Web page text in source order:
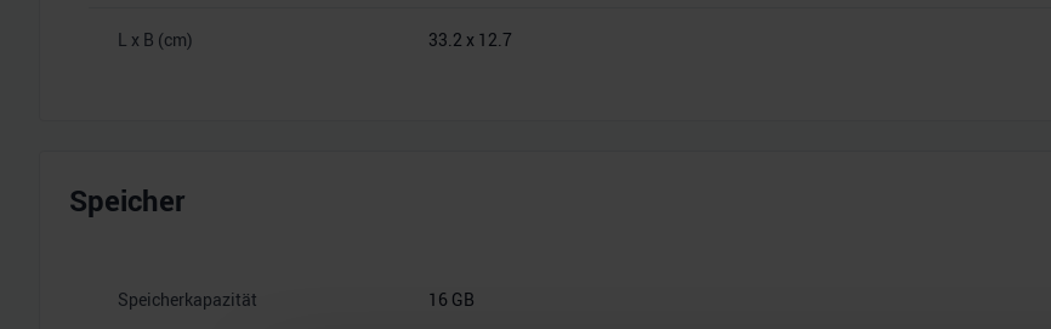
L x B (cm) 33.2 x 12.7
Speicher
Speicherkapazität 16 GB